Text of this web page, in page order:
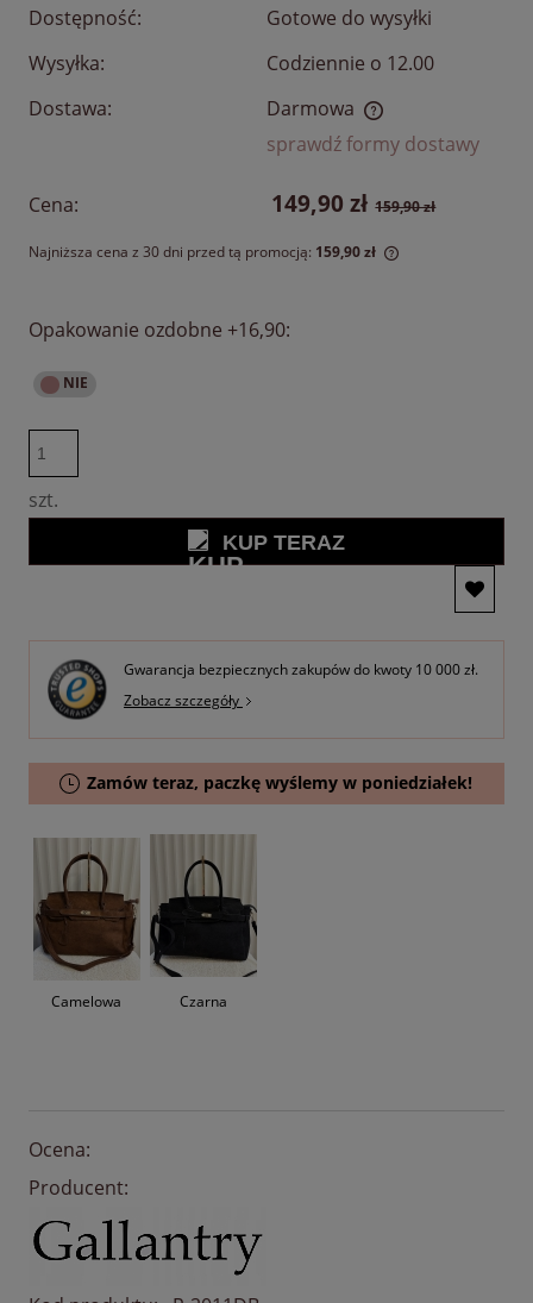
Dostępność:
Gotowe do wysyłki
Wysyłka:
Codziennie o 12.00
Dostawa:
Darmowa
Cena nie zawiera ewentualnych kosztów płatności
sprawdź formy dostawy
Cena: 149,90 zł 159,90 zł
Najniższa cena z 30 dni przed tą promocją: 159,90 zł
Camelowa Czarna
Opakowanie ozdobne +16,90:
szt.
KUP TERAZ
Gwarancja bezpiecznych zakupów do kwoty 10 000 zł.
Zobacz szczegóły
Zamów teraz, paczkę wyślemy w poniedziałek!
Ocena:
Producent: